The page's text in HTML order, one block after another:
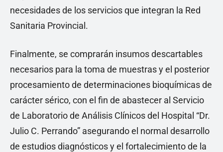
necesidades de los servicios que integran la Red
Sanitaria Provincial.
Finalmente, se comprarán insumos descartables
necesarios para la toma de muestras y el posterior
procesamiento de determinaciones bioquímicas de
carácter sérico, con el fin de abastecer al Servicio
de Laboratorio de Análisis Clínicos del Hospital “Dr.
Julio C. Perrando” asegurando el normal desarrollo
de estudios diagnósticos y el fortalecimiento de la